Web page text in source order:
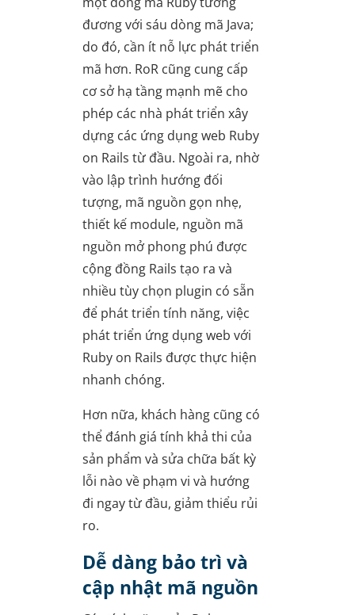
đương với sáu dòng mã Java;
do đó, cần ít nỗ lực phát triển
mã hơn. RoR cũng cung cấp
cơ sở hạ tầng mạnh mẽ cho
phép các nhà phát triển xây
dựng các ứng dụng web Ruby
on Rails từ đầu. Ngoài ra, nhờ
vào lập trình hướng đối
tượng, mã nguồn gọn nhẹ,
thiết kế module, nguồn mã
nguồn mở phong phú được
cộng đồng Rails tạo ra và
nhiều tùy chọn plugin có sẵn
để phát triển tính năng, việc
phát triển ứng dụng web với
Ruby on Rails được thực hiện
nhanh chóng.
Hơn nữa, khách hàng cũng có
thể đánh giá tính khả thi của
sản phẩm và sửa chữa bất kỳ
lỗi nào về phạm vi và hướng
đi ngay từ đầu, giảm thiểu rủi
ro.
Dễ dàng bảo trì và
cập nhật mã nguồn